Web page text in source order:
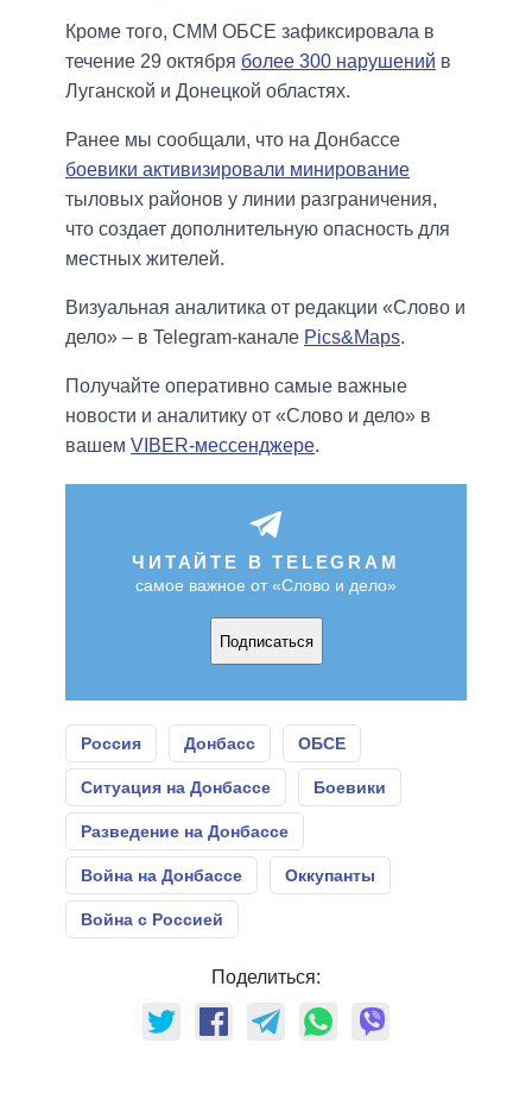
Кроме того, СММ ОБСЕ зафиксировала в
течение 29 октября более 300 нарушений в
Луганской и Донецкой областях.
Ранее мы сообщали, что на Донбассе
боевики активизировали минирование
тыловых районов у линии разграничения,
что создает дополнительную опасность для
местных жителей.
Визуальная аналитика от редакции «Слово и
дело» – в Telegram-канале Pics&Maps.
Получайте оперативно самые важные
новости и аналитику от «Слово и дело» в
вашем VIBER-мессенджере.
ЧИТАЙТЕ В TELEGRAM
самое важное от «Слово и дело»
Подписаться
Россия Донбасс ОБСЕ
Ситуация на Донбассе Боевики
Разведение на Донбассе
Война на Донбассе Оккупанты
Война с Россией
Поделиться: